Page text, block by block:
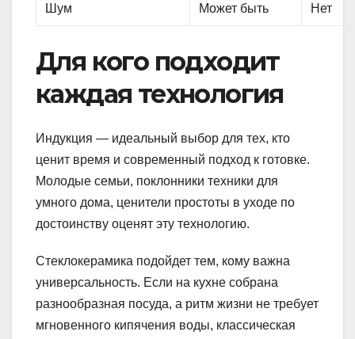
Шум Может быть Нет
Для кого подходит
каждая технология
Индукция — идеальный выбор для тех, кто
ценит время и современный подход к готовке.
Молодые семьи, поклонники техники для
умного дома, ценители простоты в уходе по
достоинству оценят эту технологию.
Стеклокерамика подойдет тем, кому важна
универсальность. Если на кухне собрана
разнообразная посуда, а ритм жизни не требует
мгновенного кипячения воды, классическая